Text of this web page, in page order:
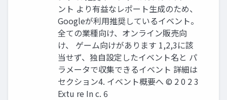
ント より有益なレポート生成のため、
Googleが利用推奨しているイベント。
全ての業種向け、オンライン販売向
け、 ゲーム向けがあります 1,2,3に該
当せず、独自設定したイベント名と パ
ラメータで収集できるイベント 詳細は
セクション4. イベント概要へ © 2 0 2 3
Extu re In c. 6